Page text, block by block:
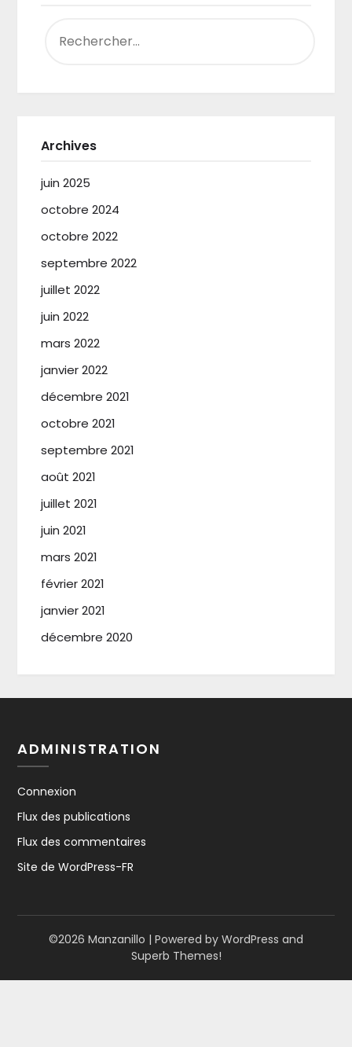
Archives
juin 2025
octobre 2024
octobre 2022
septembre 2022
juillet 2022
juin 2022
mars 2022
janvier 2022
décembre 2021
octobre 2021
septembre 2021
août 2021
juillet 2021
juin 2021
mars 2021
février 2021
janvier 2021
décembre 2020
ADMINISTRATION
Connexion
Flux des publications
Flux des commentaires
Site de WordPress-FR
©2026 Manzanillo | Powered by WordPress and
Superb Themes!